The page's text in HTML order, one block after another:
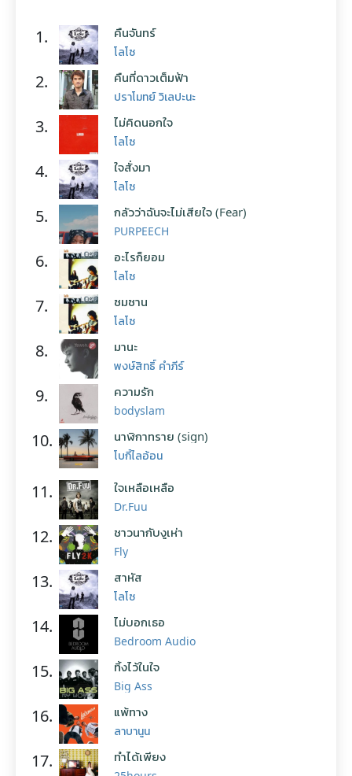
1. คืนจันทร์
โลโซ
2. คืนที่ดาวเต็มฟ้า
ปราโมทย์ วิเลปะนะ
3. ไม่คิดนอกใจ
โลโซ
4. ใจสั่งมา
โลโซ
5. กลัวว่าฉันจะไม่เสียใจ (Fear)
PURPEECH
6. อะไรก็ยอม
โลโซ
7. ซมซาน
โลโซ
8. มานะ
พงษ์สิทธิ์ คำภีร์
9. ความรัก
bodyslam
10. นาฬิกาทราย (sign)
โบกี้ไลอ้อน
11. ใจเหลือเหลือ
Dr.Fuu
12. ชาวนากับงูเห่า
Fly
13. สาหัส
โลโซ
14. ไม่บอกเธอ
Bedroom Audio
15. ทิ้งไว้ในใจ
Big Ass
16. แพ้ทาง
ลาบานูน
17. ทำได้เพียง